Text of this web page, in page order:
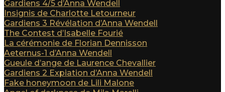
Gardiens 4/5 d’Anna Wendell
Insignis de Charlotte Letourneur
Gardiens 3 Révélation d’Anna Wendell
The Contest d’Isabelle Fourié
La cérémonie de Florian Dennisson
Aeternus-1 d’Anna Wendell
Gueule d’ange de Laurence Chevallier
Gardiens 2 Expiation d’Anna Wendell
Fake honeymoon de Lili Malone